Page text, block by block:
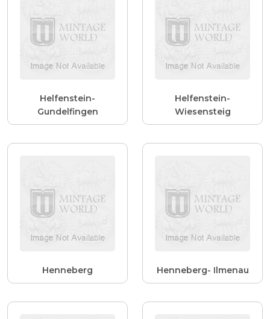
Helfenstein-
Gundelfingen
Helfenstein-
Wiesensteig
Henneberg Henneberg- Ilmenau